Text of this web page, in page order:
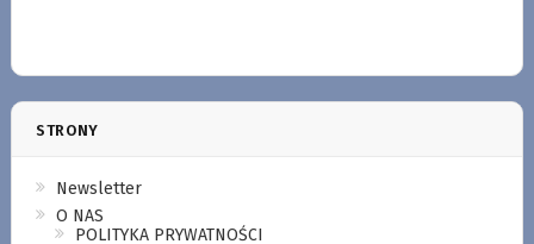
STRONY
Newsletter
O NAS
POLITYKA PRYWATNOŚCI